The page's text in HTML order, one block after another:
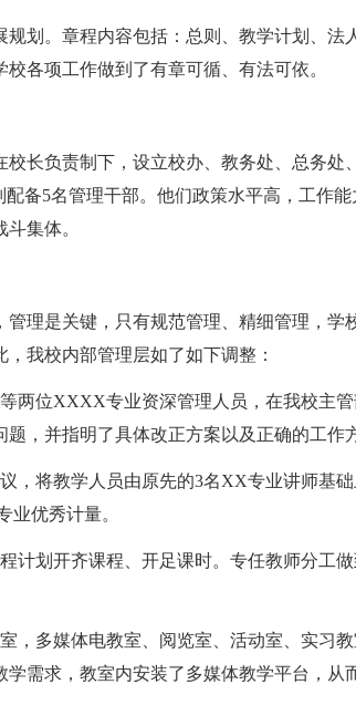
规划。章程内容包括：总则、教学计划、法
各项工作做到了有章可循、有法可依。
校长负责制下，设立校办、教务处、总务处
配备5名管理干部。他们政策水平高，工作
集体。
管理是关键，只有规范管理、精细管理，学
我校内部管理层如了如下调整：
两位XXXX专业资深管理人员，在我校主
，并指明了具体改正方案以及正确的工作
，将教学人员由原先的3名XX专业讲师基
优秀计量。
计划开齐课程、开足课时。专任教师分工
，多媒体电教室、阅览室、活动室、实习
学需求，教室内安装了多媒体教学平台，从